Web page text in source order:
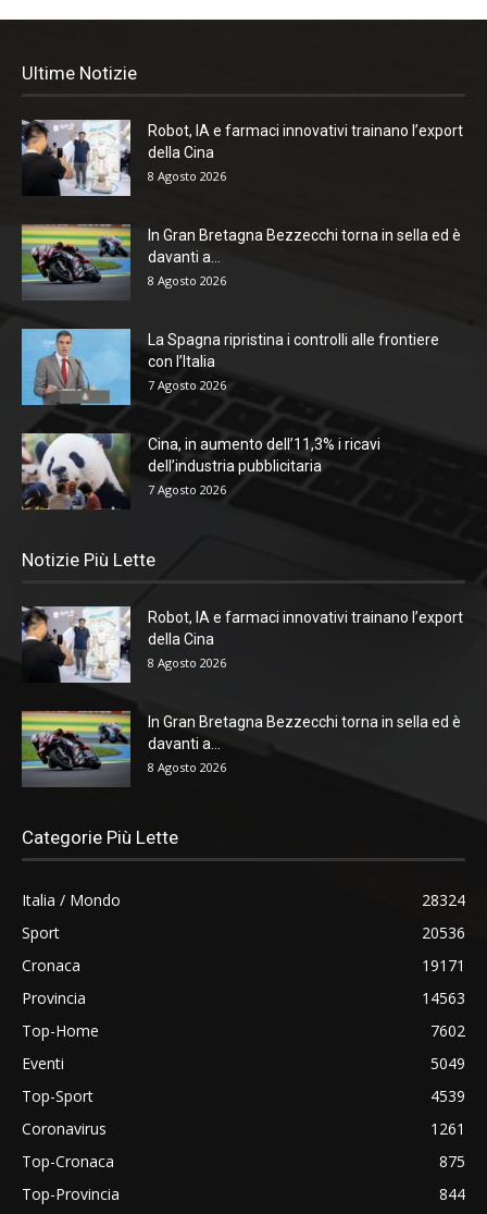
Ultime Notizie
Robot, IA e farmaci innovativi trainano l’export
della Cina
8 Agosto 2026
In Gran Bretagna Bezzecchi torna in sella ed è
davanti a...
8 Agosto 2026
La Spagna ripristina i controlli alle frontiere
con l’Italia
7 Agosto 2026
Cina, in aumento dell’11,3% i ricavi
dell’industria pubblicitaria
7 Agosto 2026
Notizie Più Lette
Robot, IA e farmaci innovativi trainano l’export
della Cina
8 Agosto 2026
In Gran Bretagna Bezzecchi torna in sella ed è
davanti a...
8 Agosto 2026
Categorie Più Lette
Italia / Mondo
28324
Sport
20536
Cronaca
19171
Provincia
14563
Top-Home
7602
Eventi
5049
Top-Sport
4539
Coronavirus
1261
Top-Cronaca
875
Top-Provincia
844